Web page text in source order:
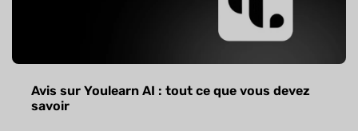
Avis sur Youlearn AI : tout ce que vous devez
savoir